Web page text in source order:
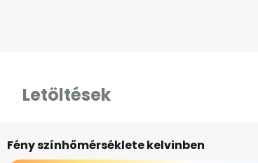
Letöltések
Fény színhőmérséklete kelvinben